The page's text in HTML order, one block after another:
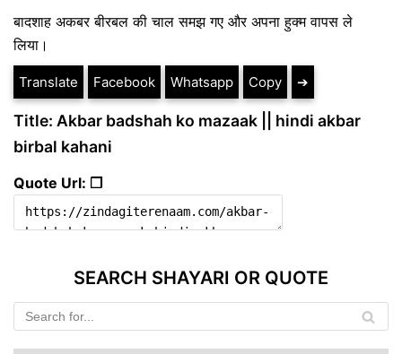
बादशाह अकबर बीरबल की चाल समझ गए और अपना हुक्म वापस ले
लिया।
Translate Facebook Whatsapp Copy ➔
Title: Akbar badshah ko mazaak || hindi akbar
birbal kahani
Quote Url: ❐
SEARCH SHAYARI OR QUOTE